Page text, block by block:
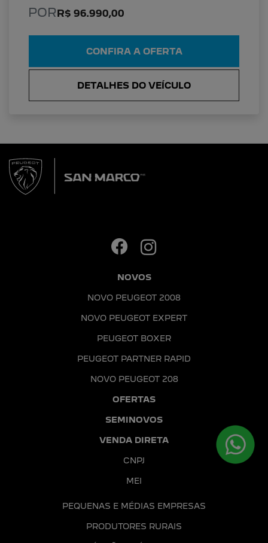
PORR$ 96.990,00
CONFIRA A OFERTA
DETALHES DO VEÍCULO
NOVOS
NOVO PEUGEOT 2008
NOVO PEUGEOT EXPERT
PEUGEOT BOXER
PEUGEOT PARTNER RAPID
NOVO PEUGEOT 208
OFERTAS
SEMINOVOS
VENDA DIRETA
CNPJ
MEI
PEQUENAS E MÉDIAS EMPRESAS
PRODUTORES RURAIS